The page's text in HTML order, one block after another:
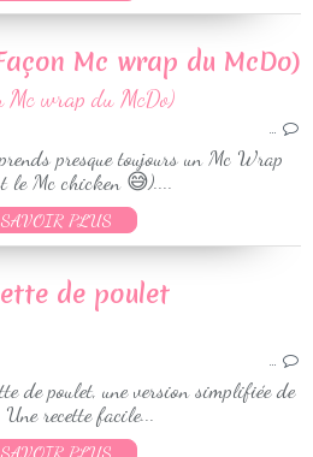
Mc wrap du McDo)
…
presque toujours un Mc Wrap
le Mc chicken 😅)....
PLUS
de poulet
…
de poulet, une version simplifiée de
recette facile...
PLUS